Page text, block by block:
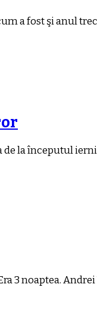
a fost şi anul
de la începutul
3 noaptea.